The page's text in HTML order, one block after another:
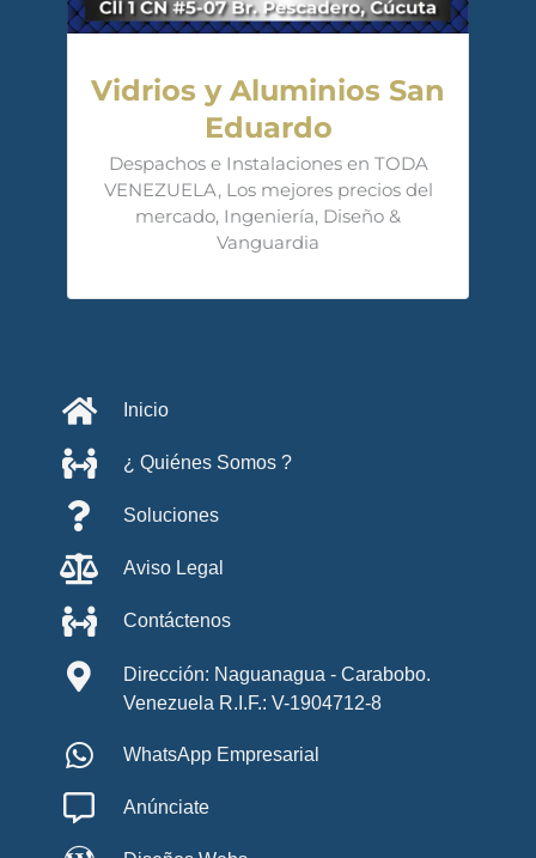
Vidrios y Aluminios San
Eduardo
Despachos e Instalaciones en TODA
VENEZUELA, Los mejores precios del
mercado, Ingeniería, Diseño &
Vanguardia
Inicio
¿ Quiénes Somos ?
Soluciones
Aviso Legal
Contáctenos
Dirección: Naguanagua - Carabobo.
Venezuela R.I.F.: V-1904712-8
WhatsApp Empresarial
Anúnciate